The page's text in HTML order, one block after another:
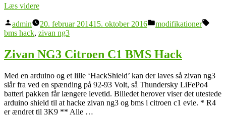
Læs videre“tilslut
fra
ev-
til
zivan
Posted
by
admin 20. februar 201415. oktober 2016
Posted
modifikationer
bms hack, zivan ng3
Zivan NG3 Citroen C1 BMS Hack
Med en arduino og et lille ‘HackShield’ kan der laves så zivan ng3
slår fra ved en spænding på 92-93 Volt, så Thundersky LiFePo4
batteri pakken får længere levetid. Billedet herover viser det utestede
arduino shield til at hacke zivan ng3 og bms i citroen c1 evie. * R4
er ændret til 3K9 ** Alle …